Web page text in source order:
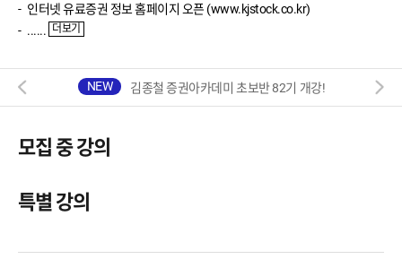
인터넷 유료증권 정보 홈페이지 오픈 (www.kjstock.co.kr)
...... 더보기
김종철 증권아카데미 초보반 82기 개강!
모집 중 강의
특별 강의